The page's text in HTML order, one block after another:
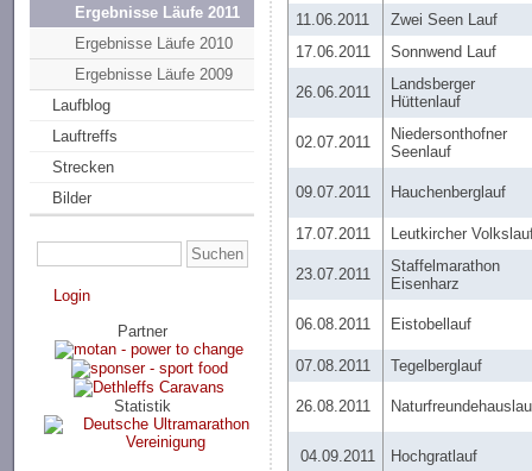
Ergebnisse Läufe 2011
Ergebnisse Läufe 2010
Ergebnisse Läufe 2009
Laufblog
Lauftreffs
Strecken
Bilder
Login
Partner
Statistik
11.06.2011
Zwei Seen Lauf
17.06.2011
Sonnwend Lauf
26.06.2011
Landsberger
Hüttenlauf
02.07.2011
Niedersonthofner
Seenlauf
09.07.2011 Hauchenberglauf
17.07.2011 Leutkircher
23.07.2011
Staffelmarathon
Eisenharz
06.08.2011 Eistobellauf
07.08.2011 Tegelberglauf
26.08.2011
04.09.2011 Hochgratlauf